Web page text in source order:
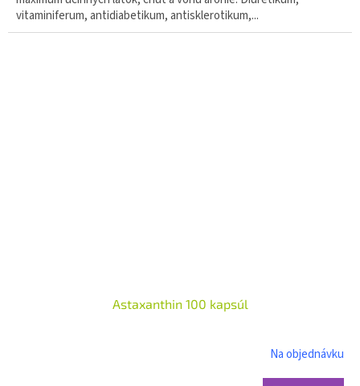
vitaminiferum, antidiabetikum, antisklerotikum,...
Astaxanthin 100 kapsúl
Na objednávku